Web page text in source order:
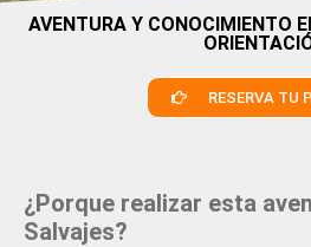
AVENTURA Y CONOCIMIENTO
RESERVA TU
¿Porque realizar esta
Salvajes?